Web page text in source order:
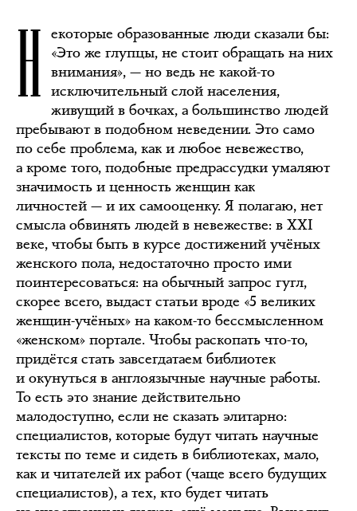
Н екоторые образованные люди сказали бы:
«Это же глупцы, не стоит обращать на них
внимания», — но ведь не какой-то
исключительный слой населения,
живущий в бочках, а большинство людей
пребывают в подобном неведении. Это само
по себе проблема, как и любое невежество,
а кроме того, подобные предрассудки умаляют
значимость и ценность женщин как
личностей — и их самооценку. Я полагаю, нет
смысла обвинять людей в невежестве: в XXI
веке, чтобы быть в курсе достижений учёных
женского пола, недостаточно просто ими
поинтересоваться: на обычный запрос гугл,
скорее всего, выдаст статьи вроде «5 великих
женщин-учёных» на каком-то бессмысленном
«женском» портале. Чтобы раскопать что-то,
придётся стать завсегдатаем библиотек
и окунуться в англоязычные научные работы.
То есть это знание действительно
малодоступно, если не сказать элитарно:
специалистов, которые будут читать научные
тексты по теме и сидеть в библиотеках, мало,
как и читателей их работ (чаще всего будущих
специалистов), а тех, кто будет читать